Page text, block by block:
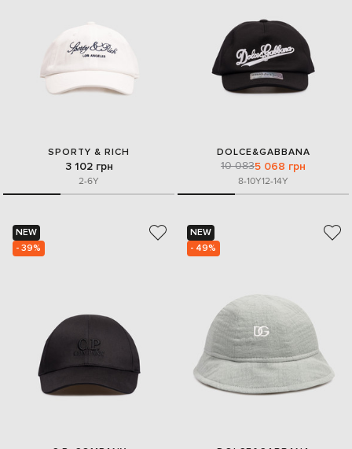
SPORTY & RICH
3 102 грн
2-6Y
DOLCE&GABBANA
10 0835 068 грн
8-10Y12-14Y
NEW
- 39%
NEW
- 49%